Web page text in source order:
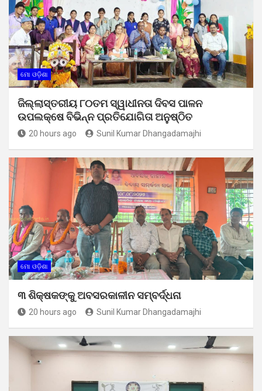
ମୋ ଓଡ଼ିଶା
ଜିଲ୍ଲାସ୍ତରୀୟ ୮୦ତମ ସ୍ୱାଧୀନତା ଦିବସ ପାଳନ
ଉପଲକ୍ଷେ ବିଭିନ୍ନ ପ୍ରତିଯୋଗିତା ଅନୁଷ୍ଠିତ
20 hours ago Sunil Kumar Dhangadamajhi
ମୋ ଓଡ଼ିଶା
୩ ଶିକ୍ଷକଙ୍କୁ ଅବସରକାଳୀନ ସମ୍ବର୍ଦ୍ଧନା
20 hours ago Sunil Kumar Dhangadamajhi